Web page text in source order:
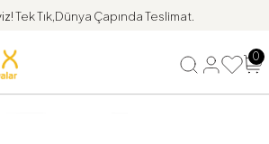
Tek Tık,Dünya Çapında Teslimat.
0